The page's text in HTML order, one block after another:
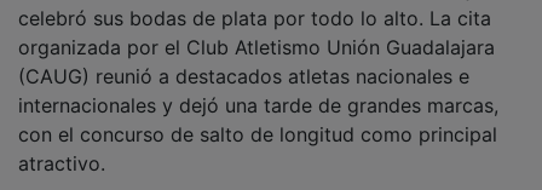
organizada por el Club Atletismo Unión Guadalajara
(CAUG) reunió a destacados atletas nacionales e
internacionales y dejó una tarde de grandes marcas,
con el concurso de salto de longitud como principal
atractivo.